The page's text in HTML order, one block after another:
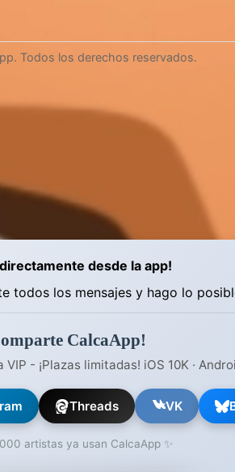
Todos los derechos reservados.
desde la app!
todos los mensajes y hago lo
CalcaApp!
- ¡Plazas limitadas! iOS 10K ·
Threads VK
artistas ya usan CalcaApp ✨